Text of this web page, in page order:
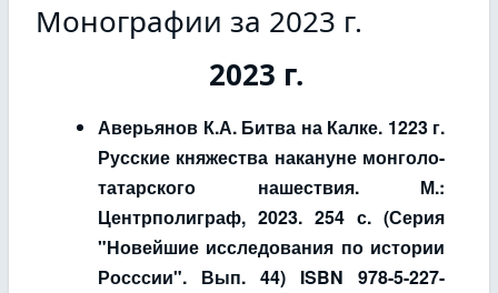
Монографии за 2023 г.
2023 г.
Аверьянов К.А. Битва на Калке. 1223 г.
Русские княжества накануне монголо-
татарского нашествия. М.:
Центрполиграф, 2023. 254 с. (Серия
"Новейшие исследования по истории
Росссии". Вып. 44) ISBN 978-5-227-